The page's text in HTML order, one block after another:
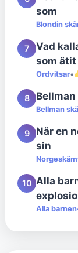
som
Blondin
7
Vad
som ätit
Ordvitsar•
8
Bellman
9
När en
sin
10 Alla
Alla